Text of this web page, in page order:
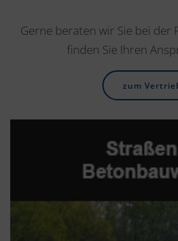
Gerne beraten wir Sie bei der
finden Sie Ihren
zum